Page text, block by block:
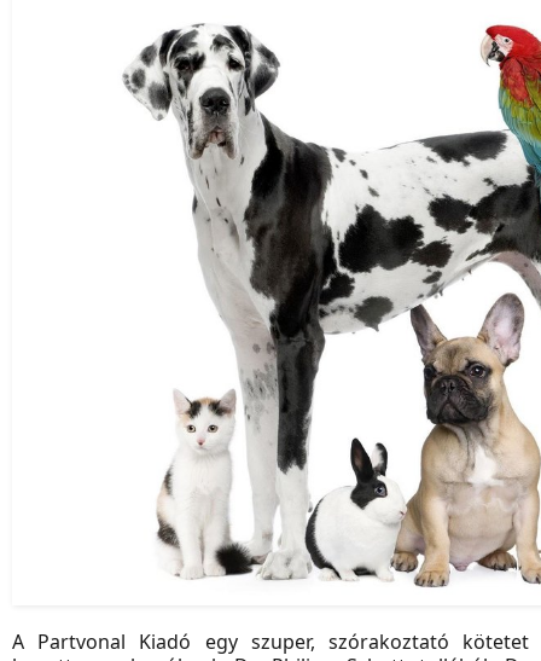
A Partvonal Kiadó egy szuper, szórakoztató kötetet